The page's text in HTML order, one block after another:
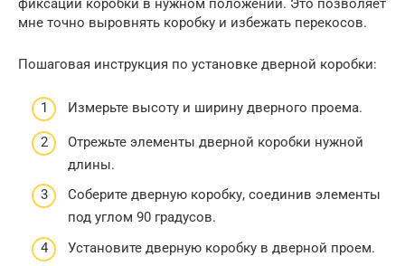
фиксации коробки в нужном положении. Это позволяет
мне точно выровнять коробку и избежать перекосов.
Пошаговая инструкция по установке дверной коробки:
Измерьте высоту и ширину дверного проема.
Отрежьте элементы дверной коробки нужной
длины.
Соберите дверную коробку, соединив элементы
под углом 90 градусов.
Установите дверную коробку в дверной проем.